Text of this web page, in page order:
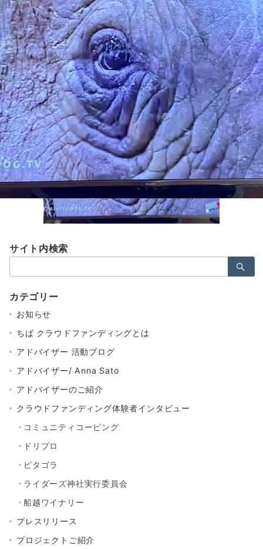
Menu
IMG_6184
2021年3月8日
佐藤杏菜 / アドバイザー
サイト内検索
索：
カテゴリー
お知らせ
ちば クラウドファンディングとは
アドバイザー 活動ブログ
アドバイザー/ Anna Sato
アドバイザーのご紹介
クラウドファンディング体験者インタビュー
コミュニティコーピング
ドリプロ
ピタゴラ
ライダーズ神社実行委員会
船越ワイナリー
プレスリリース
プロジェクトご紹介